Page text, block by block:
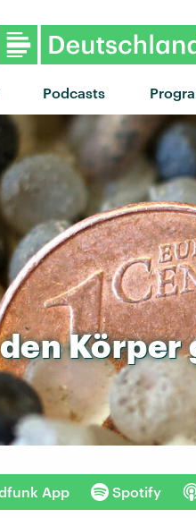
Podcasts
denKörper
App Spotify